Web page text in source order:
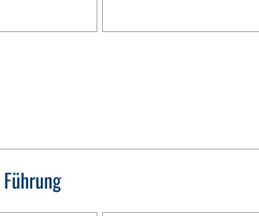
Führung